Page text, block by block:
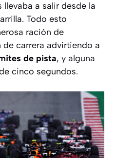
a salir desde la
Todo esto
ración de
carrera advirtiendo a
de pista, y alguna
cinco segundos.